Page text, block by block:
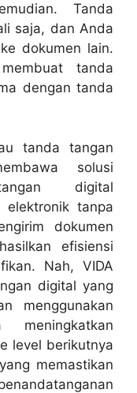
Tanda
saja, dan Anda
dokumen lain.
tanda
dengan tanda
tanda tangan
solusi
digital
elektronik tanpa
dokumen
efisiensi
Nah, VIDA
digital yang
menggunakan
level berikutnya
memastikan